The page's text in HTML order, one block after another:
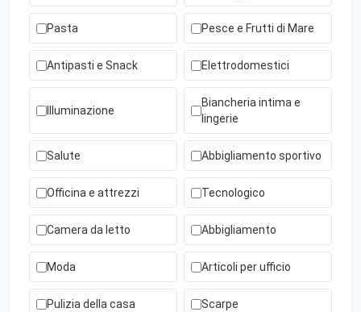
Pasta Pesce e Frutti di Mare
Antipasti e Snack Elettrodomestici
Illuminazione
Biancheria intima e
lingerie
Salute Abbigliamento sportivo
Officina e attrezzi Tecnologico
Camera da letto Abbigliamento
Moda Articoli per ufficio
Pulizia della casa Scarpe